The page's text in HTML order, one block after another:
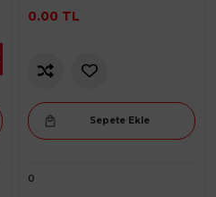
0.00 TL
Sepete Ekle
0